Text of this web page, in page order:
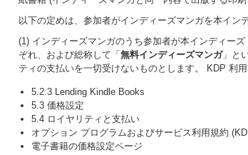
以下の定めは、参加者がインディーズマンガを本イン
(1) インディーズマンガのうち参加者が本インディー
ぞれ、および総称して「 無料インディーズマンガ」と
ティの支払いを一切受けないものとします。 KDP 利
5.2.3 Lending Kindle Books
5.3 価格設定
5.4 ロイヤリティと支払い
オプション プログラムおよびサービス利用規約
電子書籍の価格設定ページ